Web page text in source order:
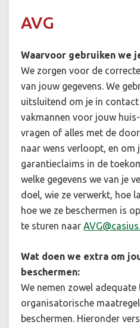
AVG
Waarvoor gebruiken we
We zorgen voor de
van jouw gegevens. We
uitsluitend om je in
vakmannen voor jouw
vragen of alles met de
naar wens verloopt, en om
garantieclaims in de
welke gegevens we van je
doel, wie ze verwerkt, hoe
hoe we ze beschermen is
te sturen naar
Wat doen we extra om
beschermen:
We nemen zowel adequate
organisatorische
beschermen. Hieronder